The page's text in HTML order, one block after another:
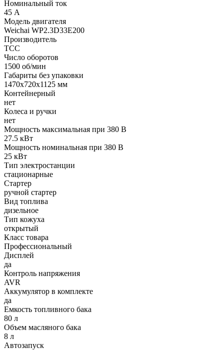
Номинальный ток
45 А
Модель двигателя
Weichai WP2.3D33E200
Производитель
ТСС
Число оборотов
1500 об/мин
Габариты без упаковки
1470x720x1125 мм
Контейнерный
нет
Колеса и ручки
нет
Мощность максимальная при 380 В
27.5 кВт
Мощность номинальная при 380 В
25 кВт
Тип электростанции
стационарные
Стартер
ручной стартер
Вид топлива
дизельное
Тип кожуха
открытый
Класс товара
Профессиональный
Дисплей
да
Контроль напряжения
AVR
Аккумулятор в комплекте
да
Емкость топливного бака
80 л
Объем масляного бака
8 л
Автозапуск